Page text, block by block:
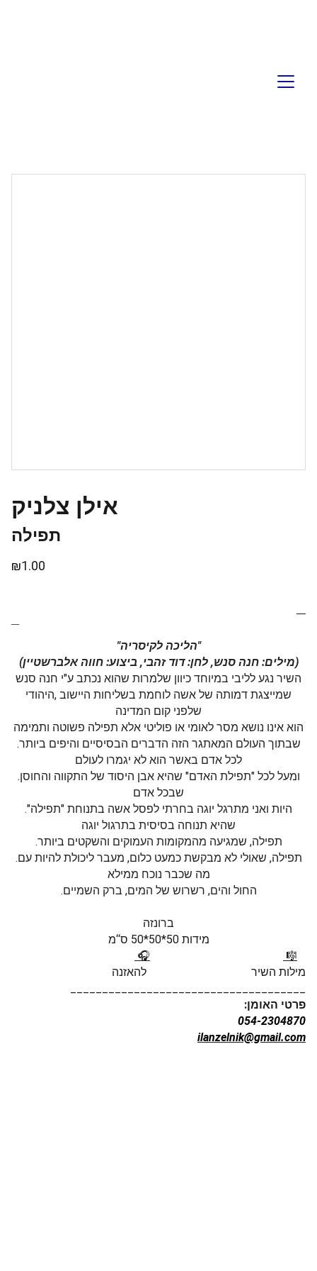
אילן צלניק
תפילה
₪1.00
"הליכה לקיסריה"
(מילים: חנה סנש, לחן: דוד זהבי, ביצוע: חווה אלברשטיין)
השיר נגע לליבי במיוחד כיוון שלמרות שהוא נכתב ע"י חנה סנש
שמייצגת דמותה של אשה לוחמת בשליחות היישוב ,היהודי
שלפני קום המדינה
הוא אינו נושא מסר לאומי או פוליטי אלא תפילה פשוטה ותמימה
.שבתוך העולם המאתגר הזה הדברים הבסיסיים והיפים ביותר
לכל אדם באשר הוא לא יגמרו לעולם
.ומעל לכל "תפילת האדם" שהיא אבן היסוד של התקווה והחוסן
שבכל אדם
.היות ואני מתרגל יוגה בחרתי לפסל אשה בתנוחת "תפילה"
שהיא תנוחה בסיסית בתרגול יוגה
.תפילה, שמגיעה מהמקומות העמוקים והשקטים ביותר
.תפילה, שאולי לא מבקשת כמעט כלום, מעבר ליכולת להיות עם
מה שכבר נוכח ממילא
.החול והים, רשרוש של המים, ברק השמיים
ברונזה
מידות 50*50*50 ס‘‘מ
🎧
🎼
מילות השיר להאזנה
:פרטי האומן
054-2304870
ilanzelnik@gmail.com